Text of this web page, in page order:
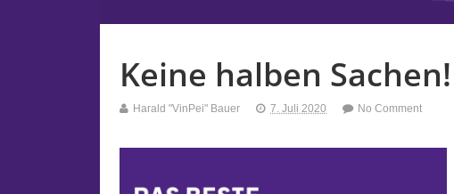
Keine halben Sachen!
Harald "VinPei" Bauer 7. Juli 2020 No Comment